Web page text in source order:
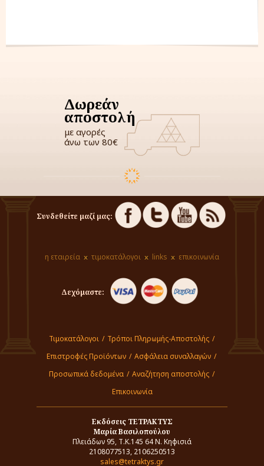
Δωρεάν
αποστολή
με αγορές
άνω των 80€
Συνδεθείτε μαζί μας:
η εταιρεία τιμοκατάλογοι links επικοινωνία
Δεχόμαστε:
Τιμοκατάλογοι / Τρόποι Πληρωμής-Αποστολής /
Επιστροφές Προϊόντων / Ασφάλεια συναλλαγών /
Προσωπικά δεδομένα / Αναζήτηση αποστολής /
Επικοινωνία
Εκδόσεις ΤΕΤΡΑΚΤΥΣ
Μαρία Βασιλοπούλου
Πλειάδων 95, Τ.Κ.145 64 Ν. Κηφισιά
2108077513, 2106250513
sales@tetraktys.gr